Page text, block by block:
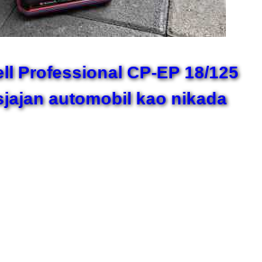
Professional CP-EP 18/125
automobil kao nikada